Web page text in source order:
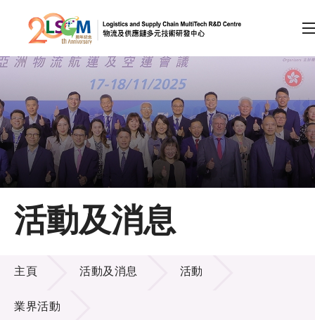
跳到內容（按回車鍵）
會員登入
A A EN 繁 简
主頁
關於LSCM
技術商品化
項目及資助計劃
活動及消息
活動及消息
主頁 活動及消息 活動
業界活動